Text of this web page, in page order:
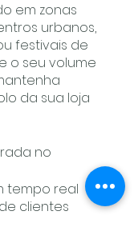
em zonas
urbanos,
festivais de
o seu volume
da sua loja
no
tempo real
clientes